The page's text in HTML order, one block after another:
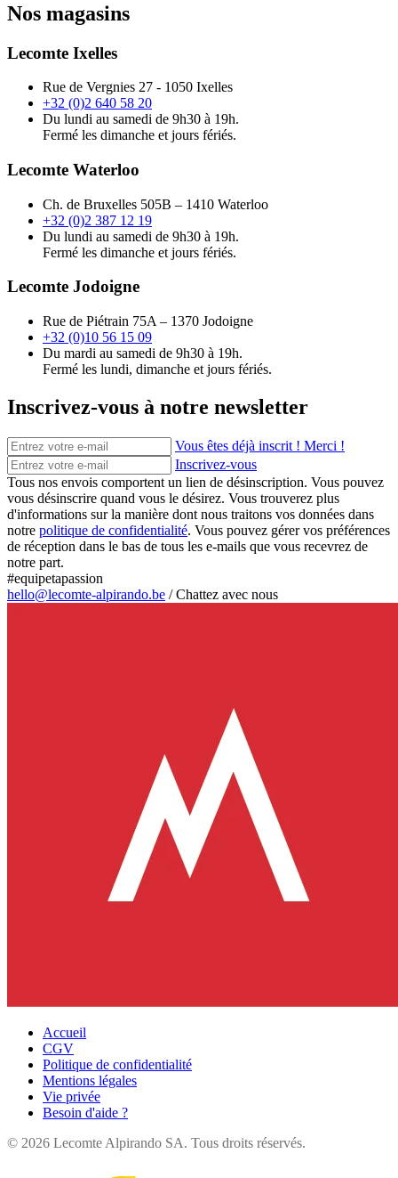
Nos magasins
Lecomte Ixelles
Rue de Vergnies 27 - 1050 Ixelles
+32 (0)2 640 58 20
Du lundi au samedi de 9h30 à 19h.
Fermé les dimanche et jours fériés.
Lecomte Waterloo
Ch. de Bruxelles 505B – 1410 Waterloo
+32 (0)2 387 12 19
Du lundi au samedi de 9h30 à 19h.
Fermé les dimanche et jours fériés.
Lecomte Jodoigne
Rue de Piétrain 75A – 1370 Jodoigne
+32 (0)10 56 15 09
Du mardi au samedi de 9h30 à 19h.
Fermé les lundi, dimanche et jours fériés.
Inscrivez-vous à notre newsletter
Vous êtes déjà inscrit ! Merci !
Inscrivez-vous
Tous nos envois comportent un lien de désinscription. Vous pouvez
vous désinscrire quand vous le désirez. Vous trouverez plus
d'informations sur la manière dont nous traitons vos données dans
notre politique de confidentialité. Vous pouvez gérer vos préférences
de réception dans le bas de tous les e-mails que vous recevrez de
notre part.
#equipetapassion
hello@lecomte-alpirando.be /Chattez avec nous
Accueil
CGV
Politique de confidentialité
Mentions légales
Vie privée
Besoin d'aide ?
© 2026 Lecomte Alpirando SA. Tous droits réservés.